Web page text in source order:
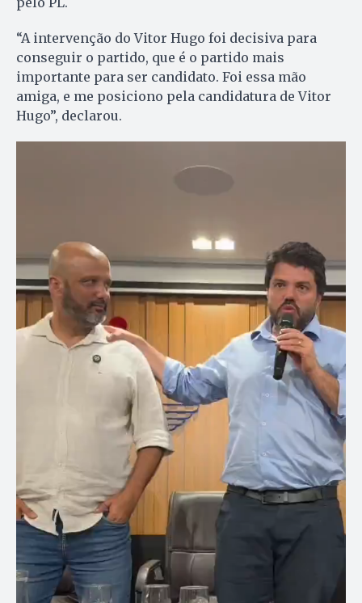
“A intervenção do Vitor Hugo foi decisiva para
conseguir o partido, que é o partido mais
importante para ser candidato. Foi essa mão
amiga, e me posiciono pela candidatura de Vitor
Hugo”, declarou.